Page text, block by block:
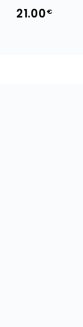
21.00€